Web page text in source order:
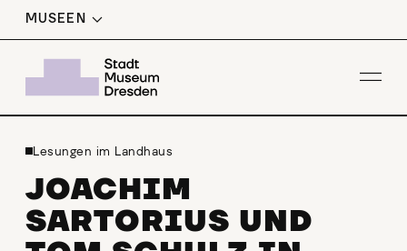
MUSEEN
Lesungen im Landhaus
JOACHIM
SARTORIUS UND